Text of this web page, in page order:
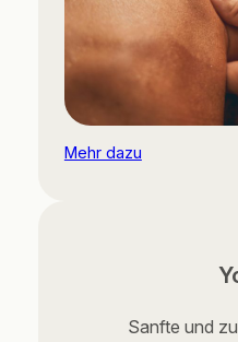
Mehr dazu
Sanfte und